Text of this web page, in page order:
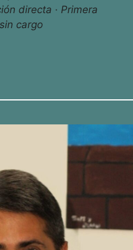
directa · Primera
cargo